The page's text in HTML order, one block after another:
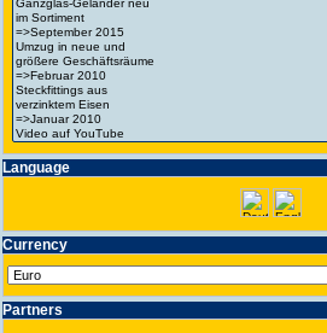
Language
Currency
Partners